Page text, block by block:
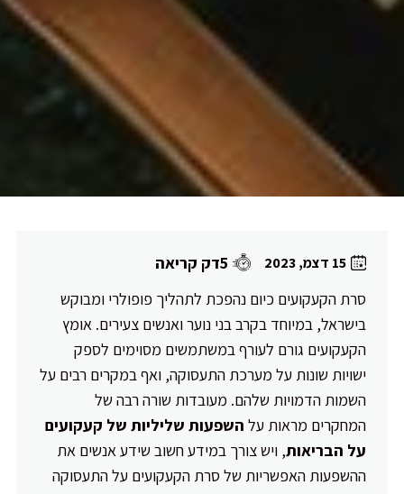
15 דצמ, 2023
5דק קריאה
סרת הקעקועים כיום נהפכת לתהליך פופולרי ומבוקש
בישראל, במיוחד בקרב בני נוער ואנשים צעירים. אומץ
הקעקועים גורם לעורף במשתמשים מסוימים לספק
ישויות שונות על מערכת התעסוקה, ואף במקרים רבים על
השמות הדמויות שלהם. מעובדות שורה רבה של
המחקרים מראות על השפעות שליליות של קעקועים
על הבריאות, ויש צורך במידע חשוב שידע אנשים את
ההשפעות האפשריות של סרת הקעקועים על התעסוקה